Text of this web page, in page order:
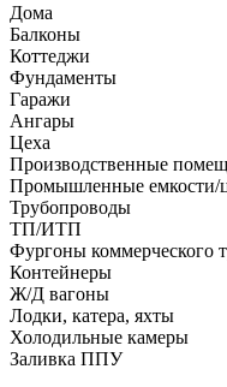
Дома
Балконы
Коттеджи
Фундаменты
Гаражи
Ангары
Цеха
Производственные
Промышленные емкости/
Трубопроводы
ТП/ИТП
Фургоны коммерческого
Контейнеры
Ж/Д вагоны
Лодки, катера, яхты
Холодильные камеры
Заливка ППУ